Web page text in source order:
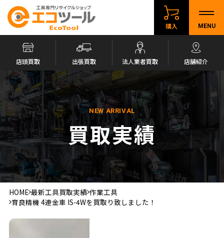
購入 MENU
店頭買取 出張買取 法人業者買取 店舗紹介
NEW ARRIVAL
買取実績
HOME 最新工具買取実績 作業工具
育良精機 4連金車 IS-4Wを買取り致しました！